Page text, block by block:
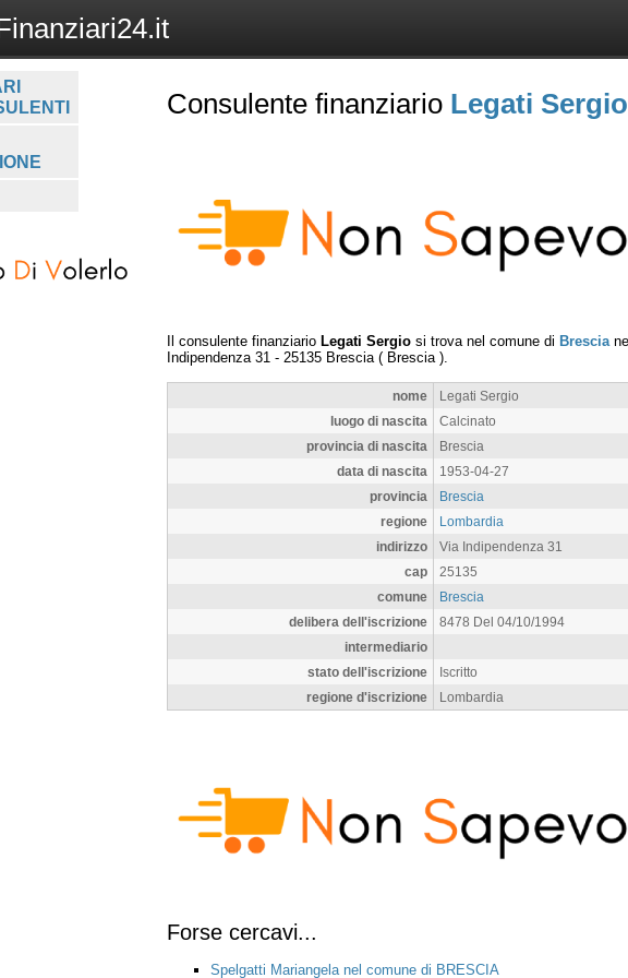
Consulente finanziario Legati Sergio
Il consulente finanziario Legati Sergio si trova nel comune di Brescia
Indipendenza 31 - 25135 Brescia ( Brescia ).
nome
Legati Sergio
luogo di nascita
Calcinato
provincia di nascita
Brescia
data di nascita
1953-04-27
provincia
Brescia
regione
Lombardia
indirizzo
Via Indipendenza 31
cap
25135
comune
Brescia
delibera dell'iscrizione
8478 Del 04/10/1994
intermediario
stato dell'iscrizione
Iscritto
regione d'iscrizione
Lombardia
Forse cercavi...
Spelgatti Mariangela nel comune di BRESCIA